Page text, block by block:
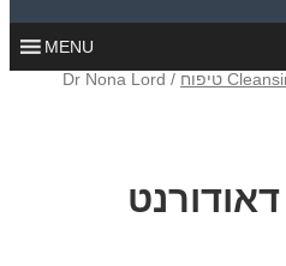
MENU
/ Dr Nona Lord
Dr Nona Lord דאודורנט